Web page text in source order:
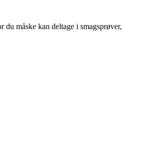
måske kan deltage i smagsprøver,